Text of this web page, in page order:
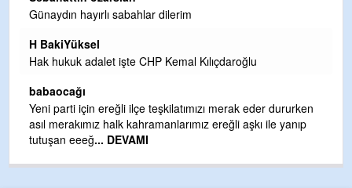
Günaydın hayırlı sabahlar dilerim
H BakiYüksel
Hak hukuk adalet işte CHP Kemal Kılıçdaroğlu
babaocağı
Yeni parti için ereğli ilçe teşkilatımızı merak eder dururken
asıl merakımız halk kahramanlarımız ereğli aşkı ile yanıp
tutuşan eeeğ... DEVAMI